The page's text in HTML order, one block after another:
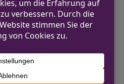
in NRW findet
fünf Jahre statt. Sie
die politische